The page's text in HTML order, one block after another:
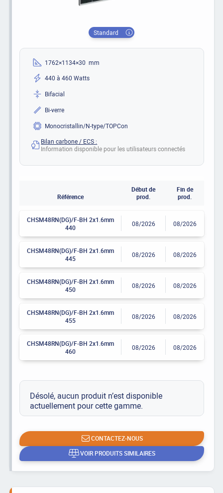
Standard
1762×1134×30 mm
440 à 460 Watts
Bifacial
Bi-verre
Monocristallin/N-type/TOPCon
Bilan carbone / ECS :
Information disponible pour les utilisateurs connectés
Référence
Début de
prod.
Fin de
prod.
CHSM48RN(DG)/F-BH 2x1.6mm
440
08/2026 08/2026
CHSM48RN(DG)/F-BH 2x1.6mm
445
08/2026 08/2026
CHSM48RN(DG)/F-BH 2x1.6mm
450
08/2026 08/2026
CHSM48RN(DG)/F-BH 2x1.6mm
455
08/2026 08/2026
CHSM48RN(DG)/F-BH 2x1.6mm
460
08/2026 08/2026
Désolé, aucun produit n’est disponible
actuellement pour cette gamme.
CONTACTEZ-NOUS
VOIR PRODUITS SIMILAIRES